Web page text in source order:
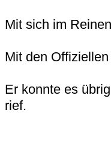
Mit sich im
Mit den
Er konnte es
rief.